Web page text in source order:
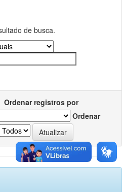
de busca.
Ordenar registros por
Ordenar